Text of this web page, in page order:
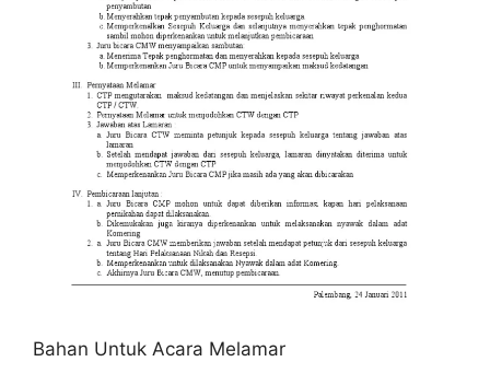
Bahan Untuk Acara Melamar